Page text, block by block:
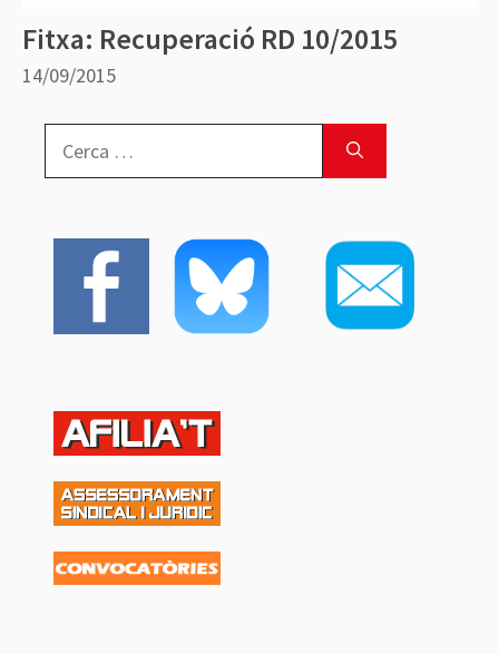
Fitxa: Recuperació RD 10/2015
14/09/2015